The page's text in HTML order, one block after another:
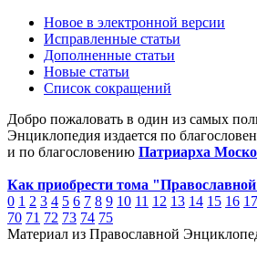
Новое в электронной версии
Исправленные статьи
Дополненные статьи
Новые статьи
Список сокращений
Добро пожаловать в один из самых
Энциклопедия издается по
и по благословению Патриарха
Как приобрести тома
0 1 2 3 4 5 6 7 8 9 10 11 12 13 14 15 16 17
70 71 72 73 74 75
Материал из Православной